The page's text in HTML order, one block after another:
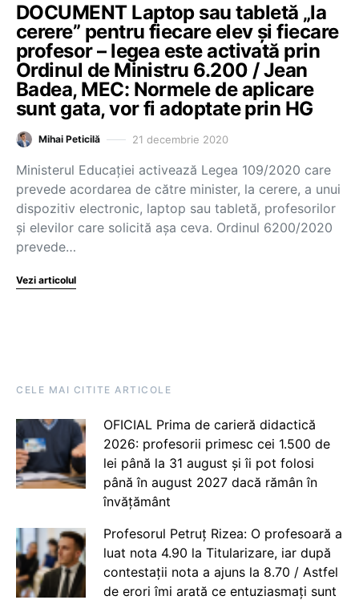
DOCUMENT Laptop sau tabletă „la
cerere” pentru fiecare elev și fiecare
profesor – legea este activată prin
Ordinul de Ministru 6.200 / Jean
Badea, MEC: Normele de aplicare
sunt gata, vor fi adoptate prin HG
Mihai Peticilă 21 decembrie 2020
Ministerul Educației activează Legea 109/2020 care
prevede acordarea de către minister, la cerere, a unui
dispozitiv electronic, laptop sau tabletă, profesorilor
și elevilor care solicită așa ceva. Ordinul 6200/2020
prevede…
Vezi articolul
CELE MAI CITITE ARTICOLE
OFICIAL Prima de carieră didactică
2026: profesorii primesc cei 1.500 de
lei până la 31 august și îi pot folosi
până în august 2027 dacă rămân în
învățământ
Profesorul Petruț Rizea: O profesoară a
luat nota 4.90 la Titularizare, iar după
contestații nota a ajuns la 8.70 / Astfel
de erori îmi arată ce entuziasmați sunt